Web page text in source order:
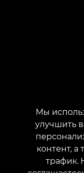
Мы
улучшить
контент, а
трафик.